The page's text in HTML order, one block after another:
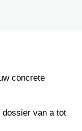
concrete
dossier van a tot